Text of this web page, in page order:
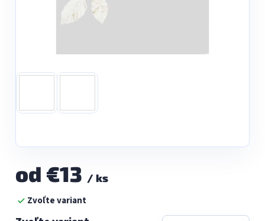
od €13 / ks
Jednotková
cena:Zvoľte variant